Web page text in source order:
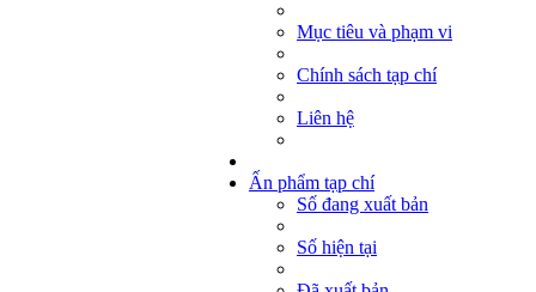
Mục tiêu và phạm vi
Chính sách tạp chí
Liên hệ
Ấn phẩm tạp chí
Số đang xuất bản
Số hiện tại